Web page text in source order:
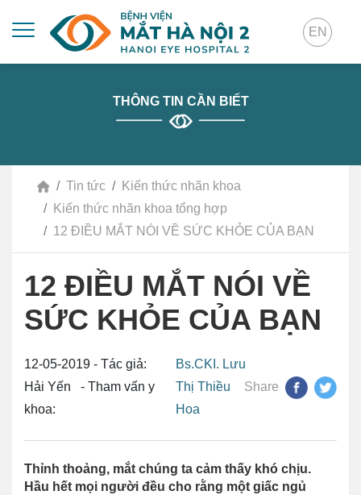
EN
THÔNG TIN CẦN BIẾT
Tin tức
Kiến thức nhãn khoa
Kiến thức nhãn khoa tổng hợp
12 ĐIỀU MẮT NÓI VỀ SỨC KHỎE CỦA BẠN
12 ĐIỀU MẮT NÓI VỀ
SỨC KHỎE CỦA BẠN
12-05-2019 - Tác giả:
Hải Yến - Tham vấn y
khoa:
Bs.CKI. Lưu
Thị Thiều
Hoa
Share
Thỉnh thoảng, mắt chúng ta cảm thấy khó chịu.
Hầu hết mọi người đều cho rằng một giấc ngủ